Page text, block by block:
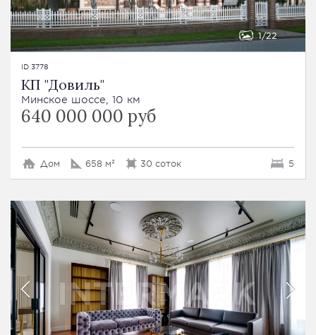
1 22
ID 3778
КП "Довиль"
Минское шоссе, 10 км
640 000 000 руб
Дом 658 м² 30 соток 5